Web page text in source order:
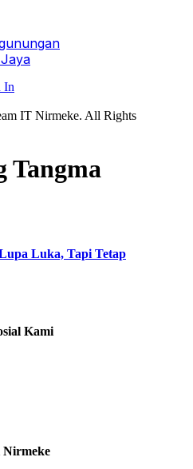
In
IT Nirmeke. All Rights
Tangma
Luka, Tapi Tetap
Kami